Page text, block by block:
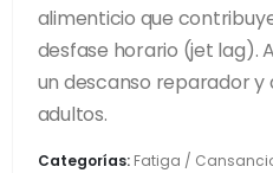
alimenticio que
desfase horario (jet lag).
un descanso reparador y
adultos.
Categorías: Fatiga /